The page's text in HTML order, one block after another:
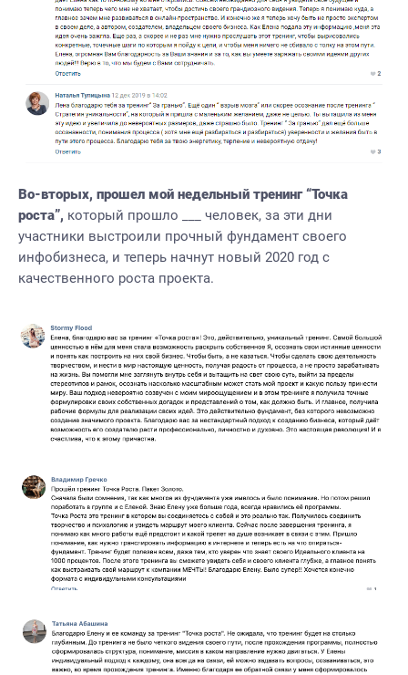
Во-вторых, прошел мой недельный тренинг “Точка
роста”, который прошло ___ человек, за эти дни
участники выстроили прочный фундамент своего
инфобизнеса, и теперь начнут новый 2020 год с
качественного роста проекта.